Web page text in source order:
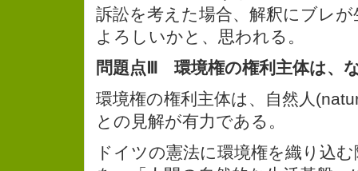
訴訟を考えた場合、解釈にブレ
よろしいかと、思われる。
問題点Ⅲ 環境権の権利主体は、
環境権の権利主体は、自然人
との見解が有力である。
ドイツの憲法に環境権を織り込